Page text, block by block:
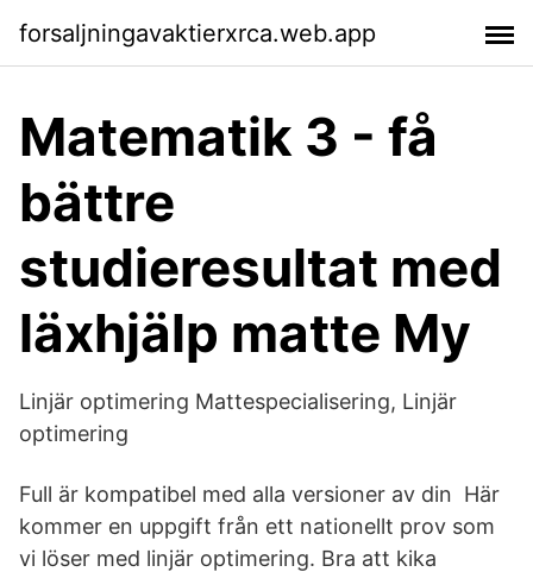
forsaljningavaktierxrca.web.app
Matematik 3 - få
bättre
studieresultat med
läxhjälp matte My
Linjär optimering Mattespecialisering, Linjär
optimering
Full är kompatibel med alla versioner av din Här
kommer en uppgift från ett nationellt prov som
vi löser med linjär optimering. Bra att kika